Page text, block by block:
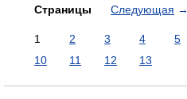
Страницы Следующая →
1 2 3 4 5
10
11 12 13